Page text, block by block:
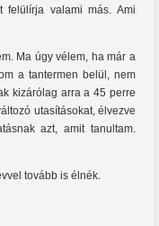
felülírja valami más. Ami
Ma úgy vélem, ha már a
a tantermen belül, nem
kizárólag arra a 45 perre
utasításokat, élvezve
azt, amit tanultam.
tovább is élnék.